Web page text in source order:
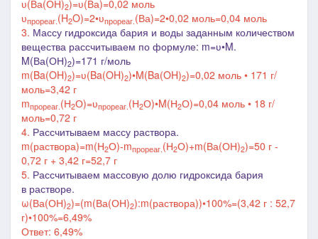
ʋ(Ва(ОН)2)=ʋ(Ва)=0,02 моль
ʋпрореаг. (H2O)=2•ʋпрореаг. (Ва)=2•0,02 моль=0,04 моль
3. Массу гидроксида бария и воды заданным количеством
вещества рассчитываем по формуле: m=ʋ•M.
M(Ва(ОН)2)=171 г/моль
m(Ba(OH)2)=ʋ(Ba(OH)2)•M(Ba(OH)2)=0,02 моль • 171 г/
моль=3,42 г
mпрореаг. (Н2О)=ʋпрореаг. (Н2О)•M(Н2О)=0,04 моль • 18 г/
моль=0,72 г
4. Рассчитываем массу раствора.
m(раствора)=m(Н2О)-mпрореаг. (Н2О)+m(Ва(ОН)2)=50 г -
0,72 г + 3,42 г=52,7 г
5. Рассчитываем массовую долю гидроксида бария
в растворе.
ω(Ва(ОН)2)=(m(Ва(ОН)2):m(раствора))•100%=(3,42 г : 52,7
г)•100%=6,49%
Ответ: 6,49%